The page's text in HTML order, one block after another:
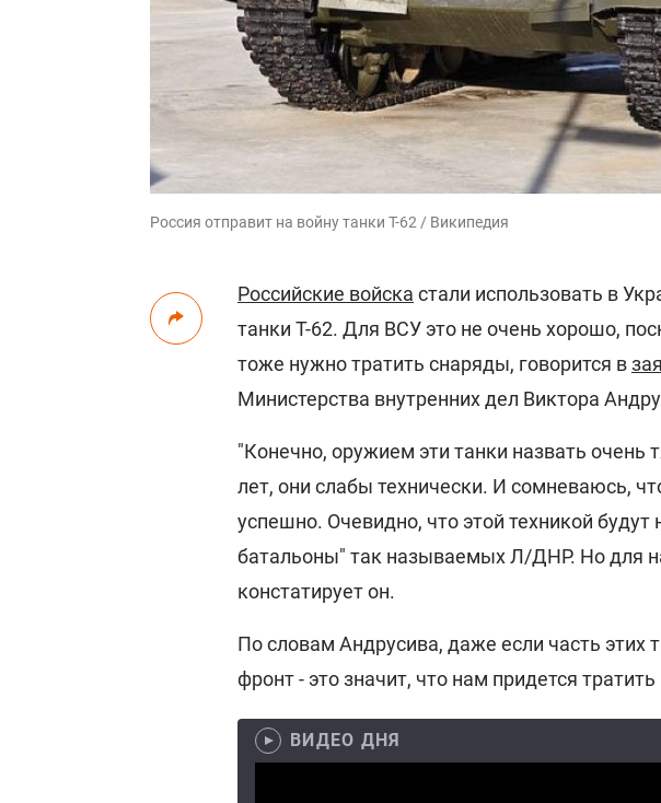
Россия отправит на войну танки Т-62 / Википедия
Российские войска стали использовать в
танки Т-62. Для ВСУ это не очень хорошо,
тоже нужно тратить снаряды, говорится в
Министерства внутренних дел Виктора
"Конечно, оружием эти танки назвать
лет, они слабы технически. И сомневаюсь,
успешно. Очевидно, что этой техникой
батальоны" так называемых Л/ДНР. Но для
констатирует он.
По словам Андрусива, даже если часть этих
фронт - это значит, что нам придется
ВИДЕО ДНЯ